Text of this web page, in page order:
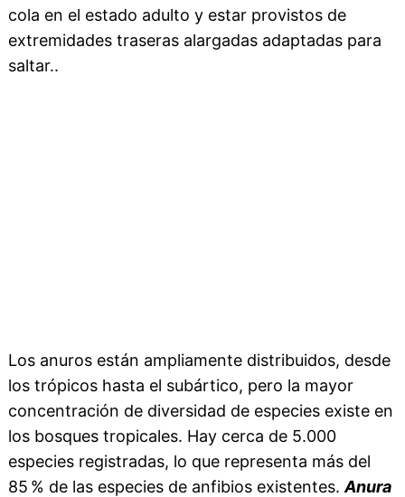
cola en el estado adulto y estar provistos de
extremidades traseras alargadas adaptadas para
saltar..
Los anuros están ampliamente distribuidos, desde
los trópicos hasta el subártico, pero la mayor
concentración de diversidad de especies existe en
los bosques tropicales. Hay cerca de 5.000
especies registradas, lo que representa más del
85 % de las especies de anfibios existentes. Anura